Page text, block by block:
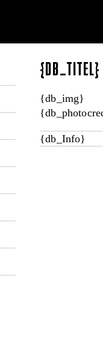
{DB_TITEL}
{db_img}
{db_Info}